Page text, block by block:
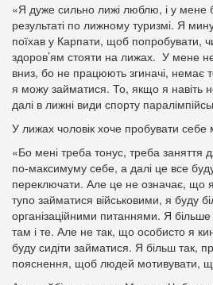
«Я дуже сильно лижі люблю, і у мене
результаті по лижному туризмі. Я
поїхав у Карпати, щоб попробувати,
здоров’ям стояти на лижах. У мене
вниз, бо не працюють згиначі, немає
я можу займатися. То, якщо я навіть
далі в лижні види спорту
У лижах чоловік хоче пробувати
«Бо мені треба тонус, треба заняття
по-максимуму себе, а далі це все
переключати. Але це не означає, що я
тупо займатися військовими, я буду
організаційними питаннями. Я
там і те. Але не так, що особисто я
буду сидіти займатися. Я більш так,
пояснення, щоб людей мотивувати,